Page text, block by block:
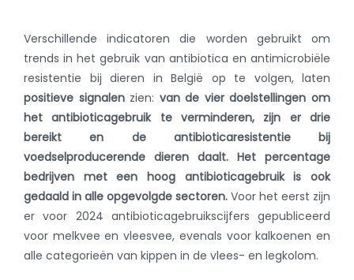
Verschillende indicatoren die worden gebruikt om
trends in het gebruik van antibiotica en antimicrobiële
resistentie bij dieren in België op te volgen, laten
positieve signalenzien: van de vier doelstellingen om
het antibioticagebruik te verminderen, zijn er drie
bereikt en de antibioticaresistentie bij
voedselproducerende dieren daalt. Het percentage
bedrijven met een hoog antibioticagebruik is ook
gedaald in alle opgevolgde sectoren. Voor het eerst zijn
er voor 2024 antibioticagebruikscijfers gepubliceerd
voor melkvee en vleesvee, evenals voor kalkoenen en
alle categorieën van kippen in de vlees- en legkolom.